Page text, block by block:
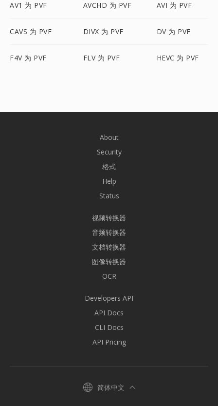
AV1 为 PVF AVCHD 为 PVF AVI 为 PVF
CAVS 为 PVF DIVX 为 PVF DV 为 PVF
F4V 为 PVF FLV 为 PVF HEVC 为 PVF
About
Security
格式
Help
Status
视频转换器
音频转换器
文档转换器
图像转换器
OCR
Developers API
API Docs
CLI Docs
API Pricing
简体中文